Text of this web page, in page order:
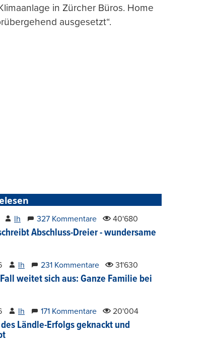
in Zürcher Büros. Home
ausgesetzt“.
lh 327 Kommentare 40'680
Abschluss-Dreier - wundersame
lh 231 Kommentare 31'630
weitet sich aus: Ganze Familie bei
lh 171 Kommentare 20'004
Ländle-Erfolgs geknackt und